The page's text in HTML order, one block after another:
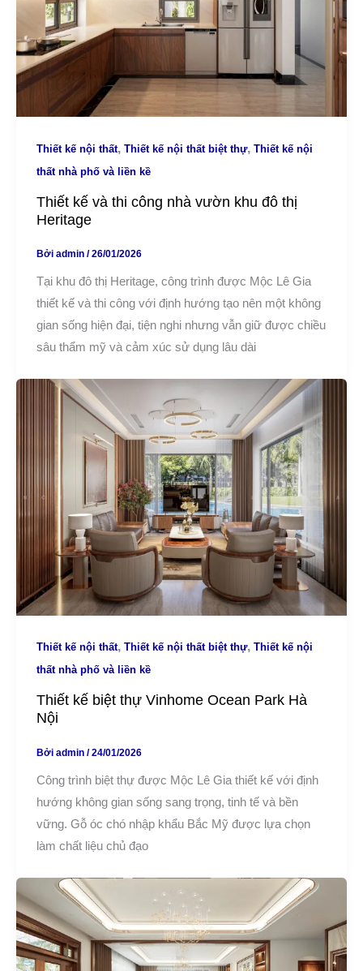
Thiết kế nội thất, Thiết kế nội thất biệt thự, Thiết kế nội
thất nhà phố và liền kề
Thiết kế và thi công nhà vườn khu đô thị
Heritage
Bởi admin /26/01/2026
Tại khu đô thị Heritage, công trình được Mộc Lê Gia
thiết kế và thi công với định hướng tạo nên một không
gian sống hiện đại, tiện nghi nhưng vẫn giữ được chiều
sâu thẩm mỹ và cảm xúc sử dụng lâu dài
Thiết kế nội thất, Thiết kế nội thất biệt thự, Thiết kế nội
thất nhà phố và liền kề
Thiết kế biệt thự Vinhome Ocean Park Hà
Nội
Bởi admin /24/01/2026
Công trình biệt thự được Mộc Lê Gia thiết kế với định
hướng không gian sống sang trọng, tinh tế và bền
vững. Gỗ óc chó nhập khẩu Bắc Mỹ được lựa chọn
làm chất liệu chủ đạo